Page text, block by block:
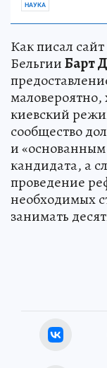
НАУКА
Как писал сайт
БельгииБарт
маловероятно,
киевский
сообщество
и «основанным
кандидата, а
проведение
необходимых
занимать